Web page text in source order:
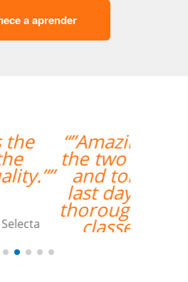
a aprender
how quickly
went by
is my
with Milena. I
enjoyed my
and would
her
””